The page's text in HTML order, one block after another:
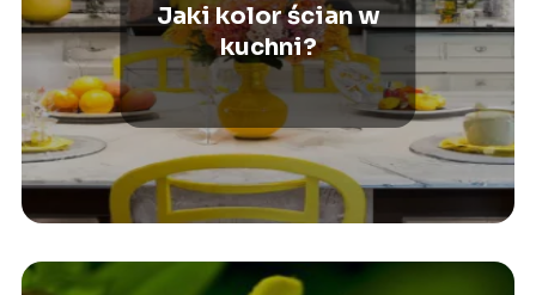
Jaki kolor ścian w
kuchni?